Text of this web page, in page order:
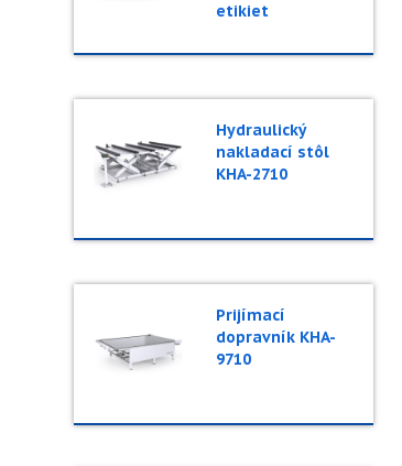
etikiet
Hydraulický
nakladací stôl
KHA-2710
Prijímací
dopravník KHA-
9710